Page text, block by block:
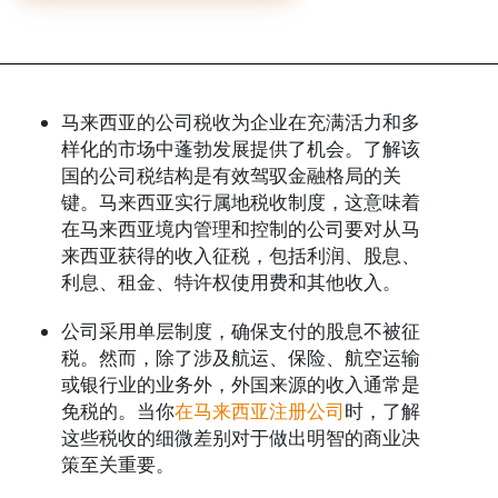
马来西亚的公司税收为企业在充满活力和多
样化的市场中蓬勃发展提供了机会。了解该
国的公司税结构是有效驾驭金融格局的关
键。马来西亚实行属地税收制度，这意味着
在马来西亚境内管理和控制的公司要对从马
来西亚获得的收入征税，包括利润、股息、
利息、租金、特许权使用费和其他收入。
公司采用单层制度，确保支付的股息不被征
税。然而，除了涉及航运、保险、航空运输
或银行业的业务外，外国来源的收入通常是
免税的。当你在马来西亚注册公司时，了解
这些税收的细微差别对于做出明智的商业决
策至关重要。